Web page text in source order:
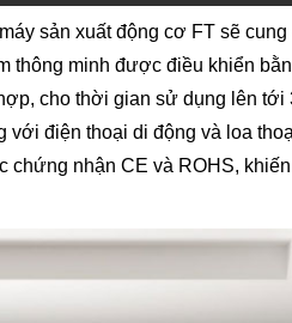
sản xuất động cơ FT sẽ cung
thông minh được điều khiển
cho thời gian sử dụng lên tới
với điện thoại di động và loa
chứng nhận CE và ROHS,